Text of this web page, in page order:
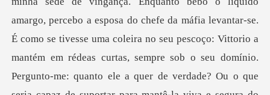
amargo, percebo a esposa do chefe da máfia levantar-se.
É como se tivesse uma coleira no seu pescoço: Vittorio a
man